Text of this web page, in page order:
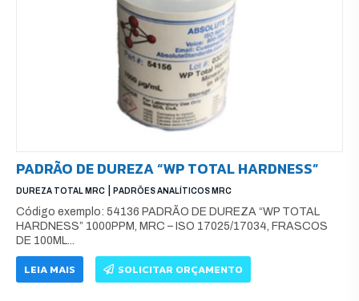
PADRÃO DE DUREZA “WP TOTAL HARDNESS”
DUREZA TOTAL MRC PADRÕES ANALÍTICOS MRC
Código exemplo: 54136 PADRÃO DE DUREZA “WP TOTAL
HARDNESS” 1000PPM, MRC – ISO 17025/17034, FRASCOS
DE 100ML...
LEIA MAIS SOLICITAR ORÇAMENTO